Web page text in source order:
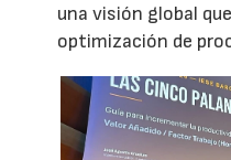
una visión global
optimización de